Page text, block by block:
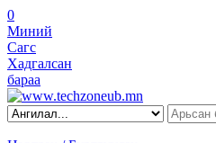
0
Миний
Сагс
Хадгалсан
бараа